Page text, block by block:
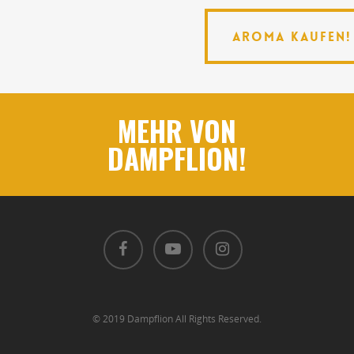
AROMA KAUFEN!
AROMA KAUFEN!
MEHR VON
DAMPFLION!
© 2019 Dampflion All Rights Reserved.